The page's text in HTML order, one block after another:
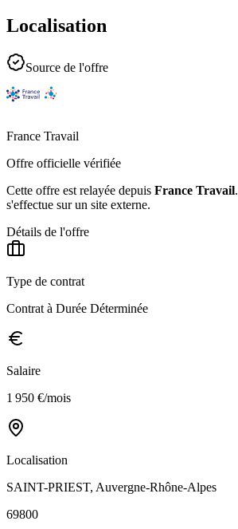
Localisation
Source de l'offre
France Travail
Offre officielle vérifiée
Cette offre est relayée depuis France Travail.
s'effectue sur un site externe.
Détails de l'offre
Type de contrat
Contrat à Durée Déterminée
Salaire
1 950 €/mois
Localisation
SAINT-PRIEST, Auvergne-Rhône-Alpes
69800